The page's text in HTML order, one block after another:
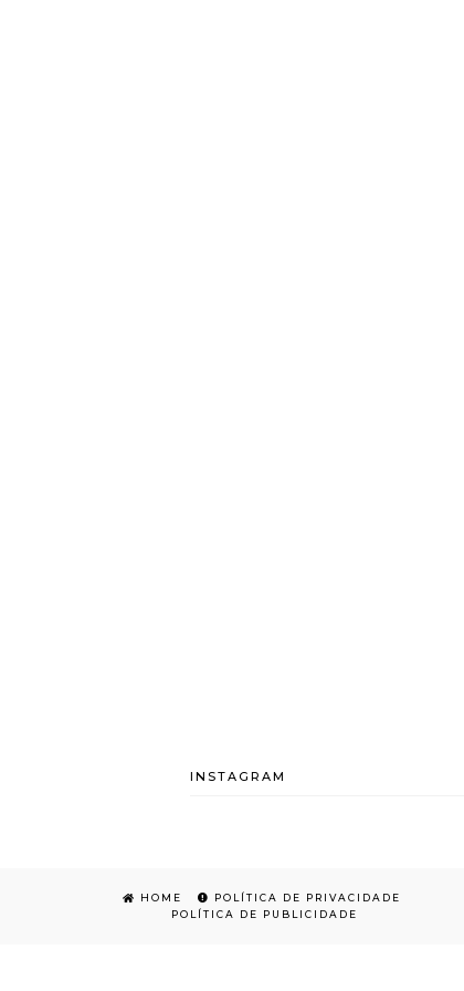
INSTAGRAM
HOME
POLÍTICA DE PRIVACIDADE
POLÍTICA DE PUBLICIDADE